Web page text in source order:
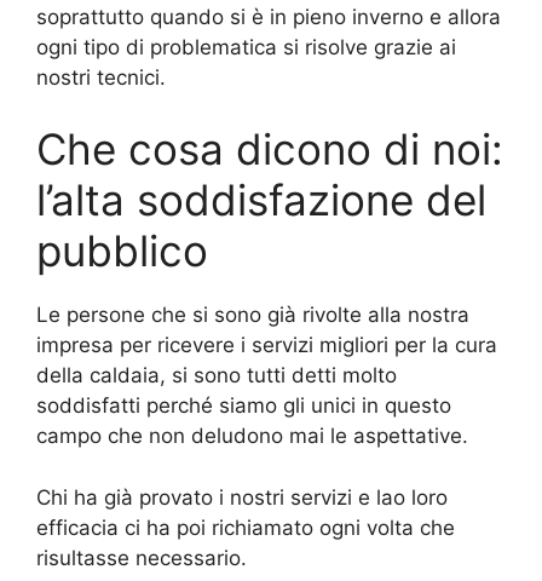
soprattutto quando si è in pieno inverno e allora
ogni tipo di problematica si risolve grazie ai
nostri tecnici.
Che cosa dicono di noi:
l’alta soddisfazione del
pubblico
Le persone che si sono già rivolte alla nostra
impresa per ricevere i servizi migliori per la cura
della caldaia, si sono tutti detti molto
soddisfatti perché siamo gli unici in questo
campo che non deludono mai le aspettative.
Chi ha già provato i nostri servizi e lao loro
efficacia ci ha poi richiamato ogni volta che
risultasse necessario.